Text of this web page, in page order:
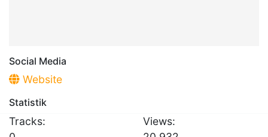
Social Media
Website
Statistik
Tracks:
Views: